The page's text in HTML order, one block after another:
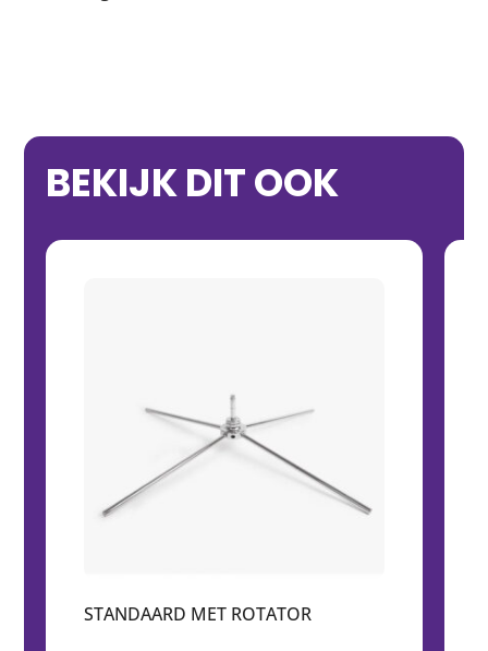
BEKIJK DIT OOK
STANDAARD MET ROTATOR